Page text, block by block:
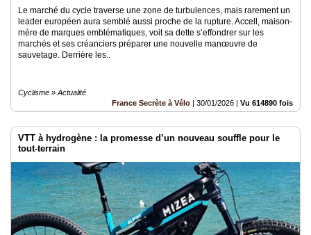
Le marché du cycle traverse une zone de turbulences, mais rarement un
leader européen aura semblé aussi proche de la rupture. Accell, maison-
mère de marques emblématiques, voit sa dette s’effondrer sur les
marchés et ses créanciers préparer une nouvelle manœuvre de
sauvetage. Derrière les..
Cyclisme » Actualité
France Secrète à Vélo | 30/01/2026 | Vu 614890 fois
VTT à hydrogène : la promesse d’un nouveau souffle pour le
tout-terrain